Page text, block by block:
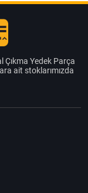
Çıkma Yedek Parça
ait stoklarımızda